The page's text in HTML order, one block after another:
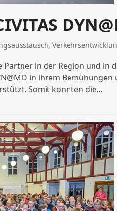
,
Partner in der Region und in
in ihrem
Somit konnten die…